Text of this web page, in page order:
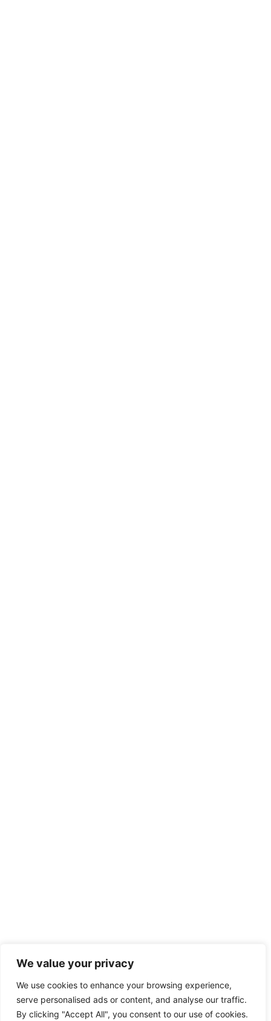
We value your privacy
We use cookies to enhance your browsing experience,
serve personalised ads or content, and analyse our traffic.
By clicking "Accept All", you consent to our use of cookies.